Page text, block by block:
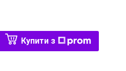
Купити з